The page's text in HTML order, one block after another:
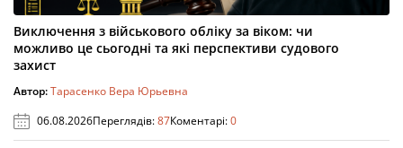
Виключення з військового обліку за віком: чи
можливо це сьогодні та які перспективи судового
захист
Автор:Тарасенко Вера Юрьевна
06.08.2026Переглядів:87Коментарі:0